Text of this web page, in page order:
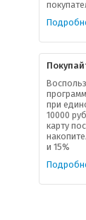
при
10000
карту
и 15%